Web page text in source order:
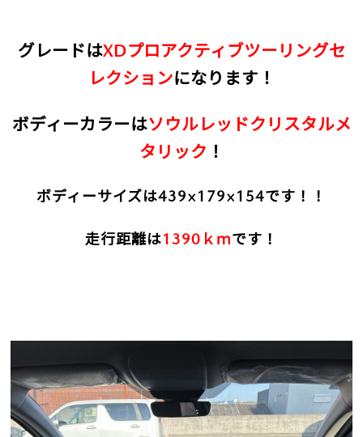
グレードはXDプロアクティブツーリングセ
レクションになります！
ボディーカラーはソウルレッドクリスタルメ
タリック ！
ボディーサイズは439×179×154です！！
走行距離は1390ｋｍです！